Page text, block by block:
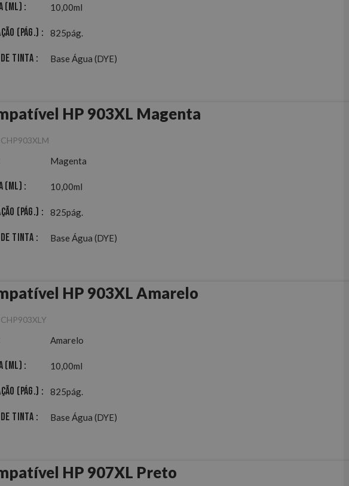
(ml) : 10,00ml
(pág.) : 825pág.
Tinta : Base Água (DYE)
HP 903XL Magenta
Magenta
(ml) : 10,00ml
(pág.) : 825pág.
Tinta : Base Água (DYE)
HP 903XL Amarelo
Amarelo
(ml) : 10,00ml
(pág.) : 825pág.
Tinta : Base Água (DYE)
HP 907XL Preto